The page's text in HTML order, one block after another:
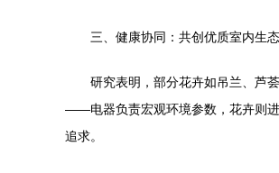
三、健康协同：共创优质室内生
研究表明，部分花卉如吊兰、芦
——电器负责宏观环境参数，花卉则进
追求。